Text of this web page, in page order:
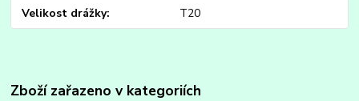
Velikost drážky T20
Zboží zařazeno v kategoriích